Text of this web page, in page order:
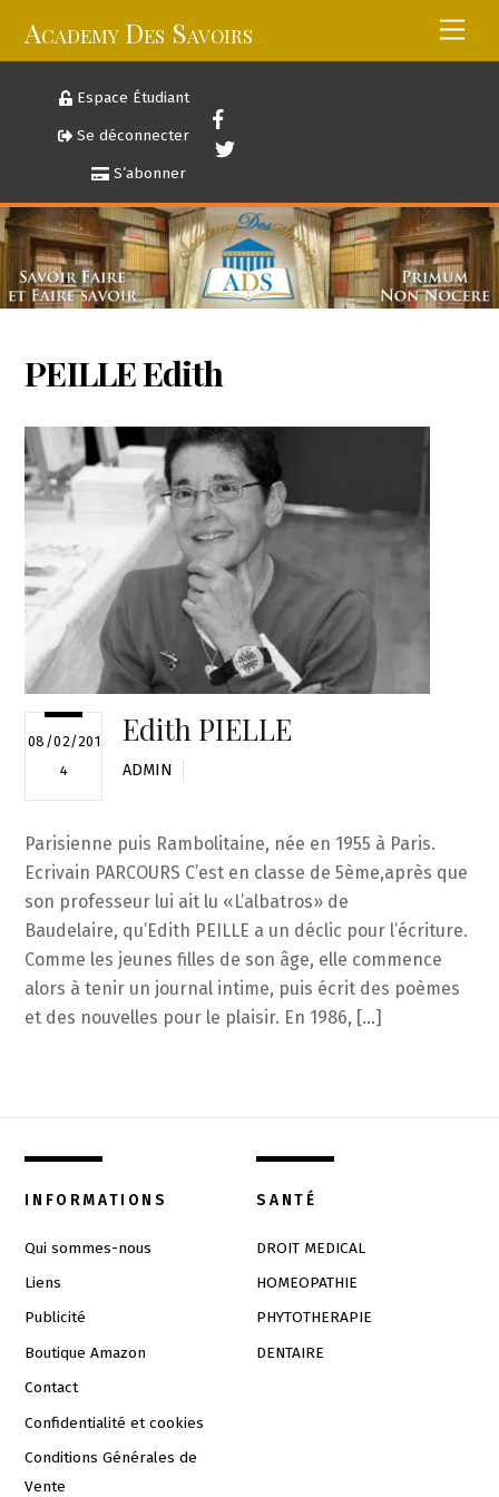
Academy Des Savoirs
Espace Étudiant
Se déconnecter
S’abonner
PEILLE Edith
08/02/201
4
Edith PIELLE
ADMIN
Parisienne puis Rambolitaine, née en 1955 à Paris.
Ecrivain PARCOURS C’est en classe de 5ème,après que
son professeur lui ait lu «L’albatros» de
Baudelaire, qu’Edith PEILLE a un déclic pour l’écriture.
Comme les jeunes filles de son âge, elle commence
alors à tenir un journal intime, puis écrit des poèmes
et des nouvelles pour le plaisir. En 1986, […]
INFORMATIONS
Qui sommes-nous
Liens
Publicité
Boutique Amazon
Contact
Confidentialité et cookies
Conditions Générales de
Vente
SANTÉ
DROIT MEDICAL
HOMEOPATHIE
PHYTOTHERAPIE
DENTAIRE